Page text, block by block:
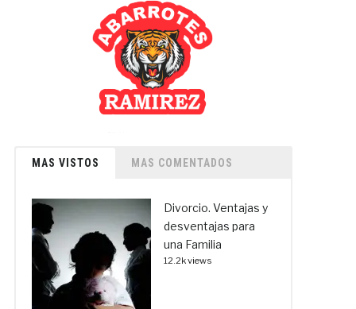
MAS VISTOS MAS COMENTADOS
Divorcio. Ventajas y
desventajas para
una Familia
12.2k views